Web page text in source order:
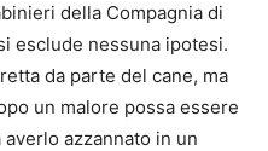
della Compagnia di
esclude nessuna ipotesi.
da parte del cane, ma
un malore possa essere
azzannato in un